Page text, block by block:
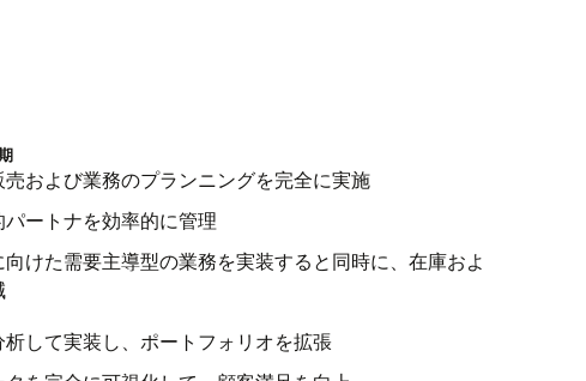
することで、チームが変化に迅速に対応し、
るようにします。
細
ジェントなメンテナンス・ソリューションに
品品質の向上を実現します。
ファクチャリング・データを処理および分析し
雑なシミュレーションの実行、仮想QAテス
ラウドでの高速で効率的なデータ処理および分
産ライフサイクル・マネジメントを活用し、
ます。インフラストラクチャの投資管理を強化
るために、資本プログラムを最新化します。
の詳細
および業務のプランニングを完全に実施
ートナを効率的に管理
けた需要主導型の業務を実装すると同時に、在庫およ
して実装し、ポートフォリオを拡張